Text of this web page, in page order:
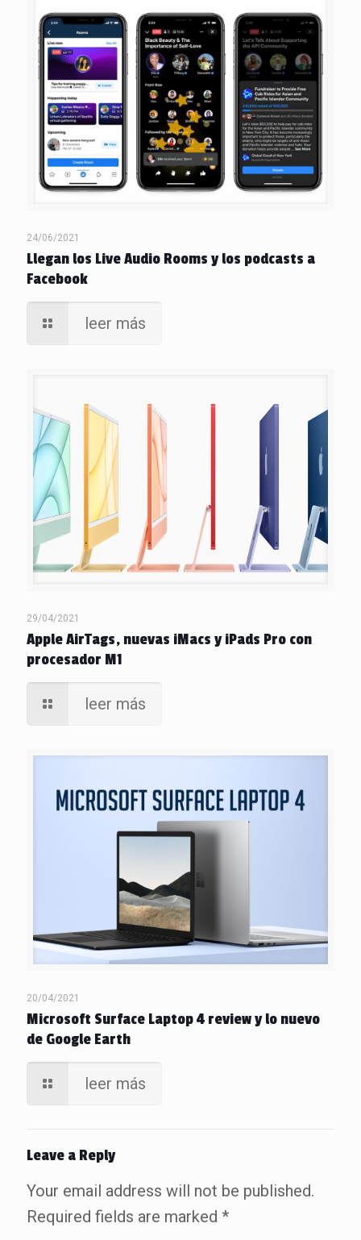
24/06/2021
Llegan los Live Audio Rooms y los podcasts a
Facebook
leer más
29/04/2021
Apple AirTags, nuevas iMacs y iPads Pro con
procesador M1
leer más
20/04/2021
Microsoft Surface Laptop 4 review y lo nuevo
de Google Earth
leer más
Leave a Reply
Your email address will not be published.
Required fields are marked *